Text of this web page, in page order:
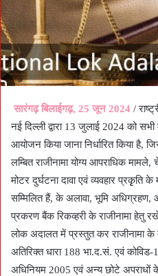
सारंगढ़ बिलाईगढ़, 25 जून 2024 /
नई दिल्ली द्वारा 13 जुलाई 2024 को
आयोजन किया जाना निर्धारित किया है,
लम्बित राजीनामा योग्य आपराधिक मामले,
मोटर दुर्घटना दावा एवं व्यवहार प्रकृृति
सम्मिलित हैं, के अलावा, भूमि अधिग्रहण,
प्रकरण बैंक रिकव्हरी के राजीनामा हेतु
लोक अदालत में प्रस्तुत कर राजीनामा के
अतिरिक्त धारा 188 भा.द.सं. एवं
अधिनियम 2005 एवं अन्य छोटे अपराधों